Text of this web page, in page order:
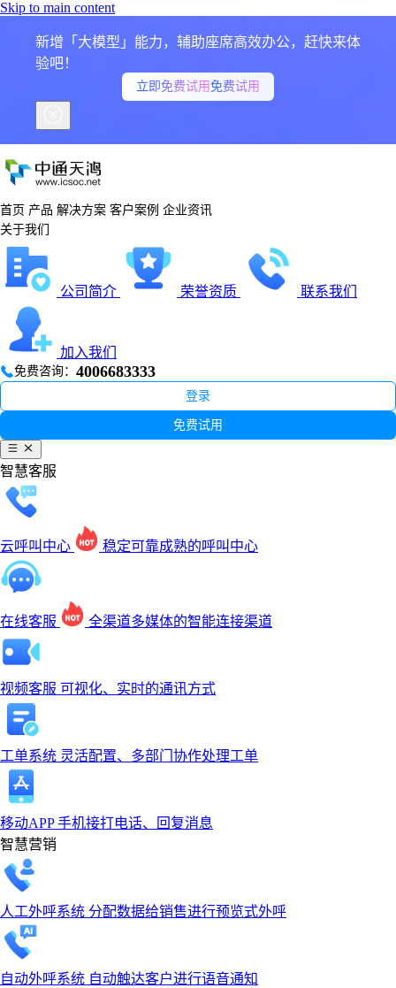
Skip to main content
新增「大模型」能力，辅助座席高效办公，赶快来体
验吧！
立即免费试用免费试用
首页 产品 解决方案 客户案例 企业资讯
关于我们
公司简介 荣誉资质 联系我们
加入我们
免费咨询： 4006683333
登录
免费试用
智慧客服
云呼叫中心 稳定可靠成熟的呼叫中心
在线客服 全渠道多媒体的智能连接渠道
视频客服 可视化、实时的通讯方式
工单系统 灵活配置、多部门协作处理工单
移动APP手机接打电话、回复消息
智慧营销
人工外呼系统 分配数据给销售进行预览式外呼
自动外呼系统 自动触达客户进行语音通知